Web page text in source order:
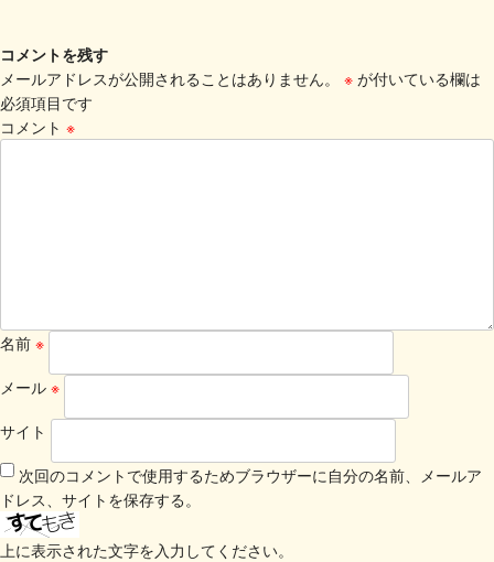
コメントを残す
メールアドレスが公開されることはありません。
※ が付いている欄は
必須項目です
コメント ※
名前 ※
メール ※
サイト
次回のコメントで使用するためブラウザーに自分の名前、メールア
ドレス、サイトを保存する。
上に表示された文字を入力してください。